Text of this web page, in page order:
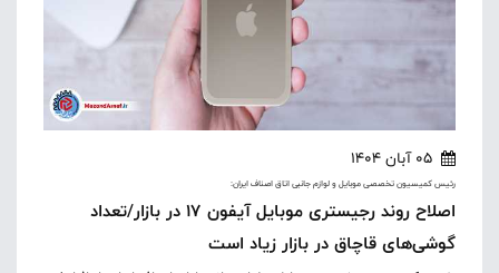
05 آبان 1404
رئیس کمیسیون تخصصی موبایل و لوازم جانبی اتاق اصناف ایران:
اصلاح روند رجیستری موبایل آیفون ۱۷‌ در بازار/تعداد
گوشی‌های قاچاق در بازار زیاد است